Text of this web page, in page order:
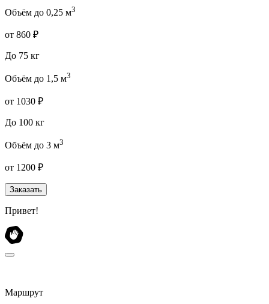
Объём до 0,25 м3
от 860 ₽
До 75 кг
Объём до 1,5 м3
от 1030 ₽
До 100 кг
Объём до 3 м3
от 1200 ₽
Заказать
Привет!
Маршрут